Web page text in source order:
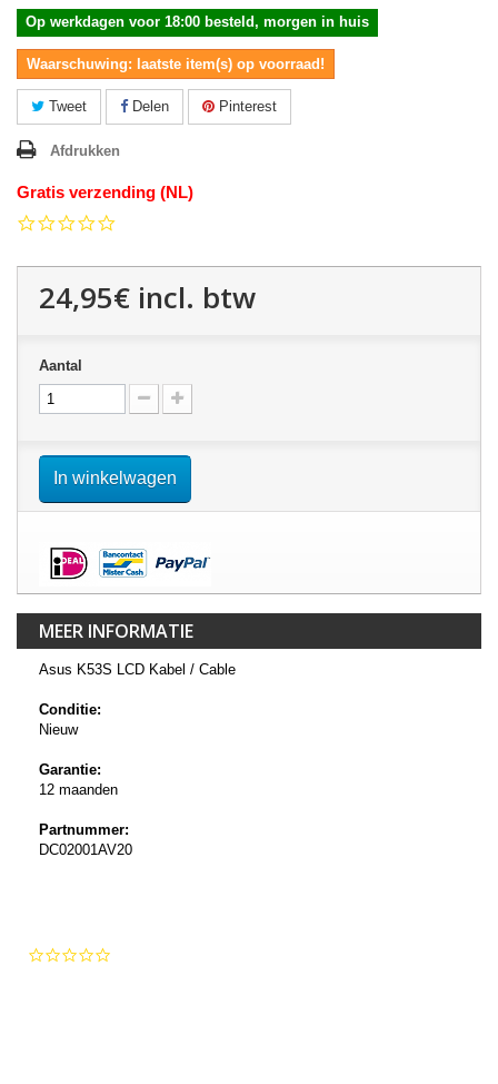
Op werkdagen voor 18:00 besteld, morgen in huis
Waarschuwing: laatste item(s) op voorraad!
Tweet Delen Pinterest
Afdrukken
Gratis verzending (NL)
24,95€ incl. btw
Aantal
In winkelwagen
MEER INFORMATIE
Asus K53S LCD Kabel / Cable
Conditie:
Nieuw
Garantie:
12 maanden
Partnummer:
DC02001AV20